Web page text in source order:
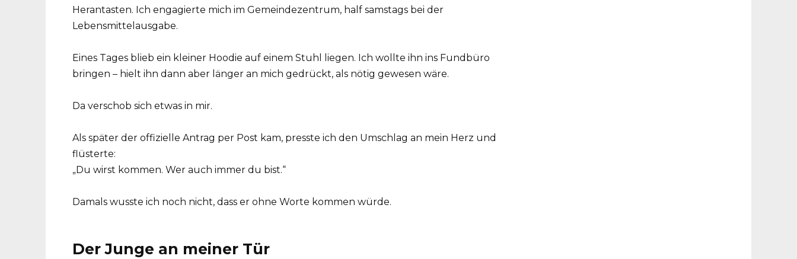
Herantasten. Ich engagierte mich im Gemeindezentrum, half samstags bei der
Lebensmittelausgabe.
Eines Tages blieb ein kleiner Hoodie auf einem Stuhl liegen. Ich wollte ihn ins Fundbüro
bringen – hielt ihn dann aber länger an mich gedrückt, als nötig gewesen wäre.
Da verschob sich etwas in mir.
Als später der offizielle Antrag per Post kam, presste ich den Umschlag an mein Herz und
flüsterte:
„Du wirst kommen. Wer auch immer du bist.“
Damals wusste ich noch nicht, dass er ohne Worte kommen würde.
Der Junge an meiner Tür